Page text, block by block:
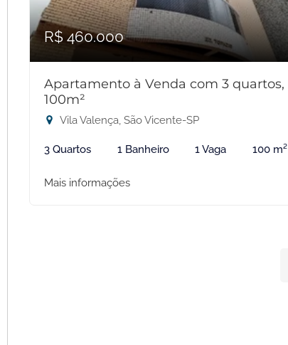
R$ 460.000
Apartamento à Venda com 3 quartos,
100m²
Vila Valença, São Vicente-SP
3 Quartos 1 Banheiro 1 Vaga 100 m²
Mais informações